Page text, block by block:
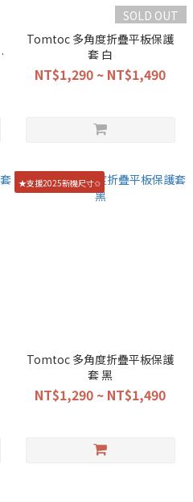
SOLD OUT
Tomtoc 多角度折疊平板保護
套 白
NT$1,290 ~ NT$1,490
★支援2025新機尺寸✩
Tomtoc 多角度折疊平板保護
套 黑
NT$1,290 ~ NT$1,490